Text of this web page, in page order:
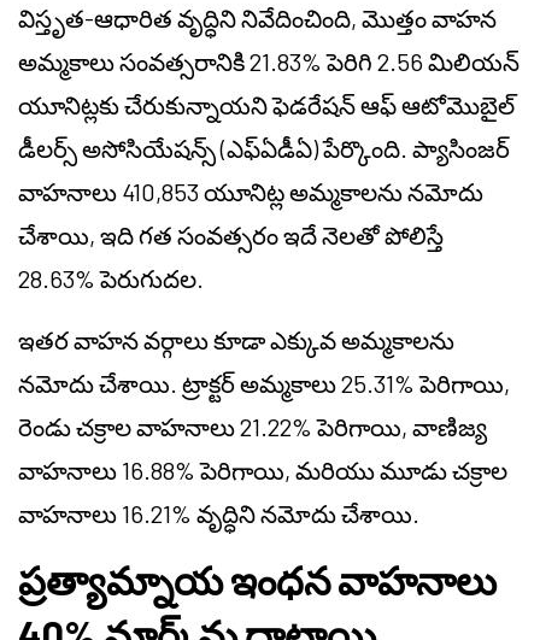
విస్తృత-ఆధారిత వృద్ధిని నివేదించింది, మొత్తం వాహన
అమ్మకాలు సంవత్సరానికి 21.83% పెరిగి 2.56 మిలియన్
యూనిట్లకు చేరుకున్నాయని ఫెడరేషన్ ఆఫ్ ఆటోమొబైల్
డీలర్స్ అసోసియేషన్స్ (ఎఫ్‌ఏడీఏ) పేర్కొంది. ప్యాసింజర్
వాహనాలు 410,853 యూనిట్ల అమ్మకాలను నమోదు
చేశాయి, ఇది గత సంవత్సరం ఇదే నెలతో పోలిస్తే
28.63% పెరుగుదల.
ఇతర వాహన వర్గాలు కూడా ఎక్కువ అమ్మకాలను
నమోదు చేశాయి. ట్రాక్టర్ అమ్మకాలు 25.31% పెరిగాయి,
రెండు చక్రాల వాహనాలు 21.22% పెరిగాయి, వాణిజ్య
వాహనాలు 16.88% పెరిగాయి, మరియు మూడు చక్రాల
వాహనాలు 16.21% వృద్ధిని నమోదు చేశాయి.
ప్రత్యామ్నాయ ఇంధన వాహనాలు